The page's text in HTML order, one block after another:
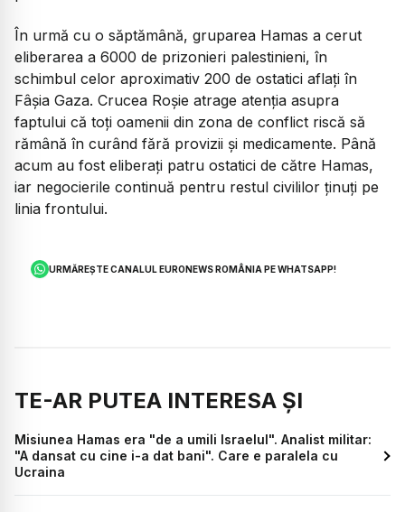
În urmă cu o săptămână, gruparea Hamas a cerut
eliberarea a 6000 de prizonieri palestinieni, în
schimbul celor aproximativ 200 de ostatici aflați în
Fâșia Gaza. Crucea Roșie atrage atenția asupra
faptului că toți oamenii din zona de conflict riscă să
rămână în curând fără provizii și medicamente. Până
acum au fost eliberați patru ostatici de către Hamas,
iar negocierile continuă pentru restul civililor ținuți pe
linia frontului.
URMĂREȘTE CANALUL EURONEWS ROMÂNIA PE WHATSAPP!
TE-AR PUTEA INTERESA ȘI
Misiunea Hamas era "de a umili Israelul". Analist militar:
"A dansat cu cine i-a dat bani". Care e paralela cu
Ucraina